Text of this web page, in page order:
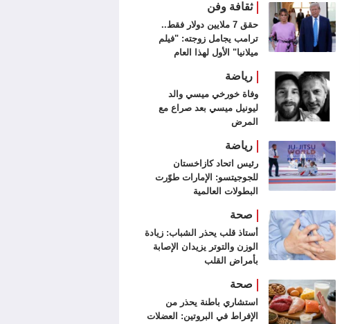
ثقافة وفن
حقق 7 ملايين دولار فقط..
ترامب يجامل زوجته: "فيلم
ميلانيا" الأول لهذا العام
رياضة
وفاة خورخي ميسي والد
ليونيل ميسي بعد صراع مع
المرض
رياضة
رئيس اتحاد كازاخستان
للجوجيتسو: الإمارات طوّرت
البطولات العالمية
صحة
أستاذ قلب يحذر الشباب: زيادة
الوزن والتوتر يزيدان الإصابة
بأمراض القلب
صحة
استشاري باطنة يحذر من
الإفراط في البروتين: العضلات